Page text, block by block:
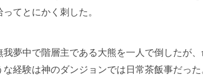
てとにかく刺した。
夢中で階層主である大熊を一人で倒したが
な経験は神のダンジョンでは日常茶飯事だっ